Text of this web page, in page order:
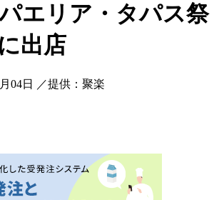
エリア・タパス祭
出店
04日 ／提供：聚楽